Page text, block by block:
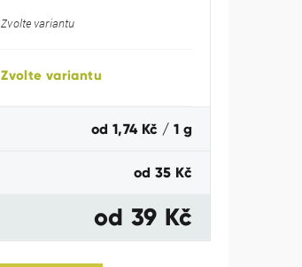
Zvolte variantu
Zvolte variantu
Měrná
od 1,74 Kč / 1 g
od35 Kč
od 39 Kč